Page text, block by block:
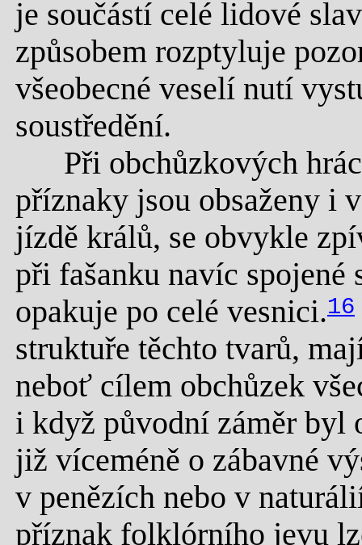
je součástí celé lidové
způsobem rozptyluje
všeobecné veselí nutí
soustředění.
Při obchůzkových
příznaky jsou obsaženy i
jízdě králů, se obvykle
při fašanku navíc spojené
opakuje po celé vesnici.16
struktuře těchto tvarů,
neboť cílem obchůzek
i když původní záměr byl
již víceméně o zábavné
v penězích nebo v
příznak folklórního jevu